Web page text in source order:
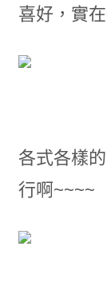
喜好，實
各式各樣
行啊~~~~